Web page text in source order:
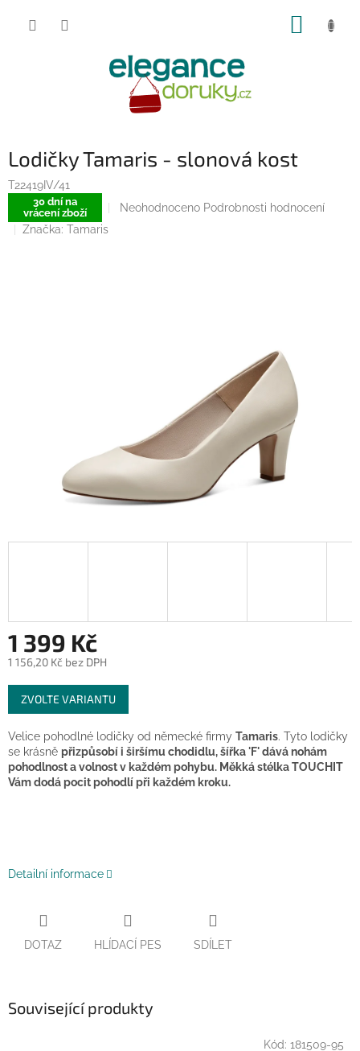
Lodičky Tamaris - slonová kost
T22419IV/41
30 dní na
vrácení zboží
Průměrné
Neohodnoceno Podrobnosti hodnocení
Značka: Tamaris
1 399 Kč
1 156,20 Kč bez DPH
Měrná
cena:
ZVOLTE VARIANTU
Velice pohodlné lodičky od německé firmy Tamaris. Tyto lodičky
se krásně přizpůsobí i širšímu chodidlu, šířka 'F' dává nohám
pohodlnost a volnost v každém pohybu. Měkká stélka TOUCHIT
Vám dodá pocit pohodlí při každém kroku.
Detailní informace
DOTAZ HLÍDACÍ PES SDÍLET
Související produkty
Kód: 181509-95